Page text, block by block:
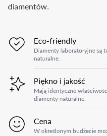
diamentów.
Eco-friendly
Diamenty laboratoryjne są
naturalne.
Piękno i jakość
Mają identyczne
diamenty naturalne.
Cena
W określonym budżecie